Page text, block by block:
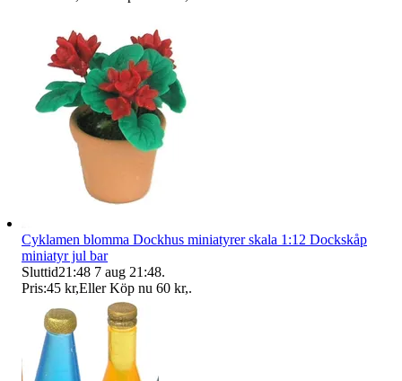
Cyklamen blomma Dockhus miniatyrer skala 1:12 Dockskåp
miniatyr jul bar
Sluttid21:48 7 aug 21:48.
Pris:45 kr,Eller Köp nu 60 kr,.